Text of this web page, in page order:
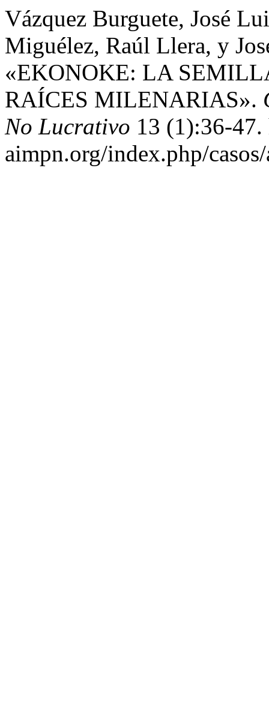
Vázquez Burguete, José
Miguélez, Raúl Llera, y
«EKONOKE: LA
RAÍCES MILENARIAS».
No Lucrativo 13 (1):36-47.
aimpn.org/index.php/